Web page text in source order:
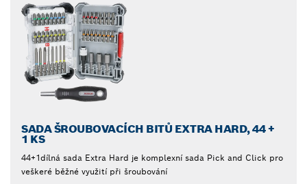
SADA ŠROUBOVACÍCH BITŮ EXTRA HARD, 44 +
1 KS
44+1dílná sada Extra Hard je komplexní sada Pick and Click pro
veškeré běžné využití při šroubování